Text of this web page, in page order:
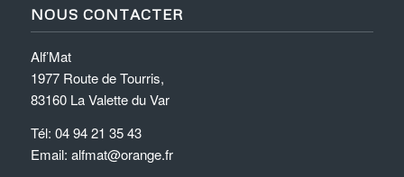
NOUS CONTACTER
Alf’Mat
1977 Route de Tourris,
83160 La Valette du Var
Tél: 04 94 21 35 43
Email: alfmat@orange.fr